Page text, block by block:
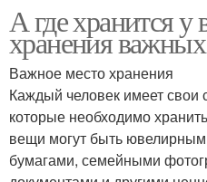
А где хранится у
хранения
Важное место хранения
Каждый человек имеет
которые необходимо
вещи могут быть
бумагами, семейными